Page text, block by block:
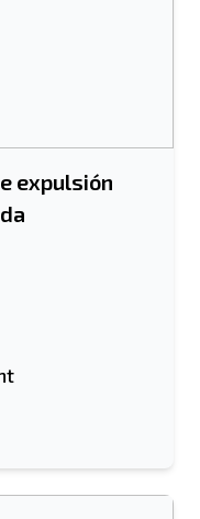
expulsión